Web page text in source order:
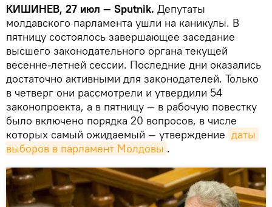
КИШИНЕВ, 27 июл — Sputnik. Депутаты
молдавского парламента ушли на каникулы. В
пятницу состоялось завершающее заседание
высшего законодательного органа текущей
весенне-летней сессии. Последние дни оказались
достаточно активными для законодателей. Только
в четверг они рассмотрели и утвердили 54
законопроекта, а в пятницу — в рабочую повестку
было включено порядка 20 вопросов, в числе
которых самый ожидаемый — утверждение даты
выборов в парламент Молдовы .